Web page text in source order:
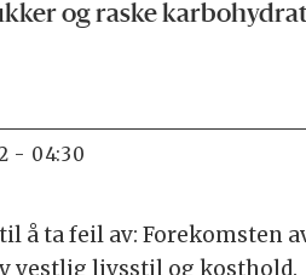
og raske
- 04:30
å ta feil av: Forekomsten
vestlig livsstil og kosthold.